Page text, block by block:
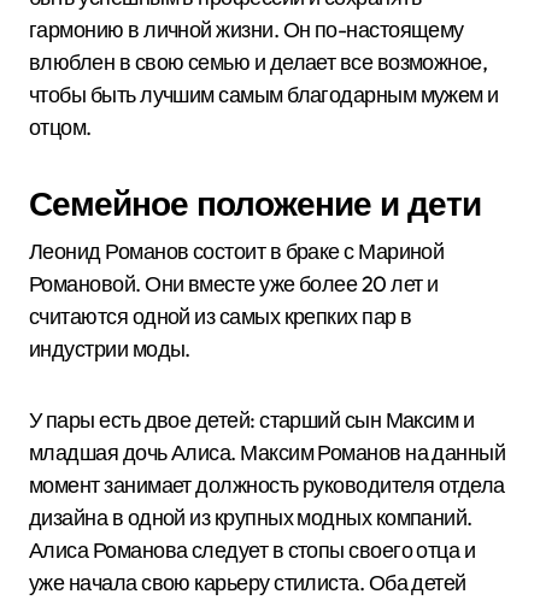
гармонию в личной жизни. Он по-настоящему
влюблен в свою семью и делает все возможное,
чтобы быть лучшим самым благодарным мужем и
отцом.
Семейное положение и дети
Леонид Романов состоит в браке с Мариной
Романовой. Они вместе уже более 20 лет и
считаются одной из самых крепких пар в
индустрии моды.
У пары есть двое детей: старший сын Максим и
младшая дочь Алиса. Максим Романов на данный
момент занимает должность руководителя отдела
дизайна в одной из крупных модных компаний.
Алиса Романова следует в стопы своего отца и
уже начала свою карьеру стилиста. Оба детей